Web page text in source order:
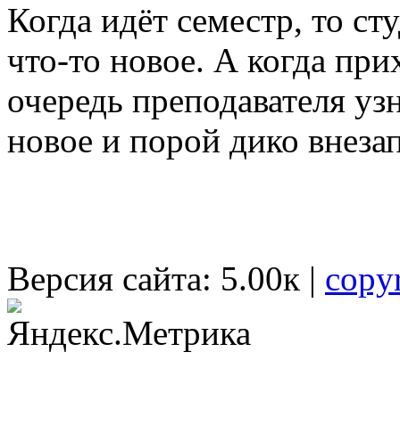
Когда идёт семестр, то
что-то новое. А когда
очередь преподавателя
новое и порой дико
Версия сайта: 5.00к |